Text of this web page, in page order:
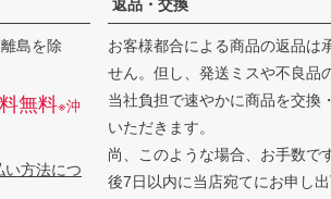
島を除
無料※沖
い方法につ
返品・交換
お客様都合による商品の返品は
せん。但し、発送ミスや不良品
当社負担で速やかに商品を交換
いただきます。
尚、このような場合、お手数で
後7日以内に当店宛てにお申し